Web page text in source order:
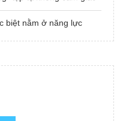
biệt nằm ở năng lực